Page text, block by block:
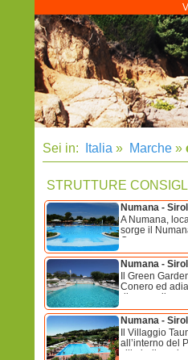
Sei in: Italia » Marche»
STRUTTURE
Numana -
A Numana,
sorge il
Conero, a ...
Numana -
Il Green
Conero ed
dispone di ...
Numana -
Il Villaggio
all’interno del
ville